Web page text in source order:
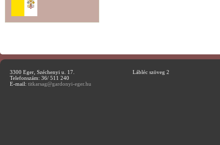
3300 Eger, Széchenyi u. 17.
Telefonszám: 36/ 511 240
E-mail: titkarsag@gardonyi-eger.hu
Lábléc szöveg 2